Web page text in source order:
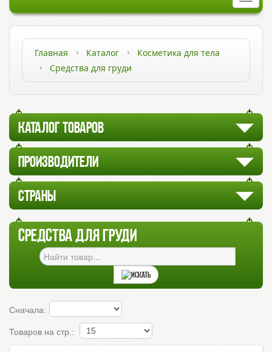
Главная Каталог
Косметика для тела
Средства для груди
КАТАЛОГ ТОВАРОВ
ПРОИЗВОДИТЕЛИ
СТРАНЫ
СРЕДСТВА ДЛЯ ГРУДИ
Сначала:
Товаров на стр.: